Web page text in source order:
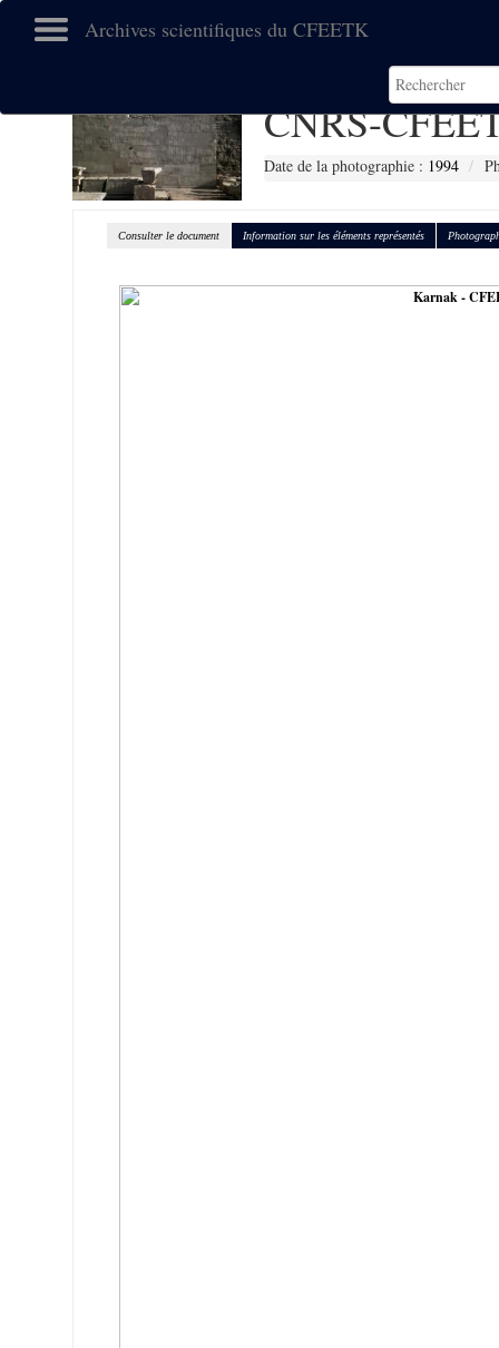
Archives scientifiques du CFEETK
CNRS-
Date de la photographie : 1994
Consulter le document Information sur les éléments représentés